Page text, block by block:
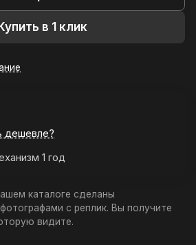
Купить в 1 клик
дешевле?
1 год
каталоге сделаны
с реплик. Вы получите
видите.